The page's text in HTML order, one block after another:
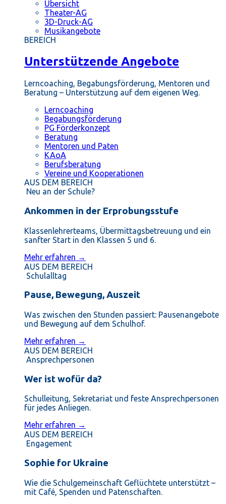
Übersicht
Theater-AG
3D-Druck-AG
Musikangebote
BEREICH
Unterstützende Angebote
Lerncoaching, Begabungsförderung, Mentoren und
Beratung – Unterstützung auf dem eigenen Weg.
Lerncoaching
Begabungsförderung
PG Förderkonzept
Beratung
Mentoren und Paten
KAoA
Berufsberatung
Vereine und Kooperationen
AUS DEM BEREICH
Neu an der Schule?
Ankommen in der Erprobungsstufe
Klassenlehrerteams, Übermittagsbetreuung und ein
sanfter Start in den Klassen 5 und 6.
Mehr erfahren →
AUS DEM BEREICH
Schulalltag
Pause, Bewegung, Auszeit
Was zwischen den Stunden passiert: Pausenangebote
und Bewegung auf dem Schulhof.
Mehr erfahren →
AUS DEM BEREICH
Ansprechpersonen
Wer ist wofür da?
Schulleitung, Sekretariat und feste Ansprechpersonen
für jedes Anliegen.
Mehr erfahren →
AUS DEM BEREICH
Engagement
Sophie for Ukraine
Wie die Schulgemeinschaft Geflüchtete unterstützt –
mit Café, Spenden und Patenschaften.